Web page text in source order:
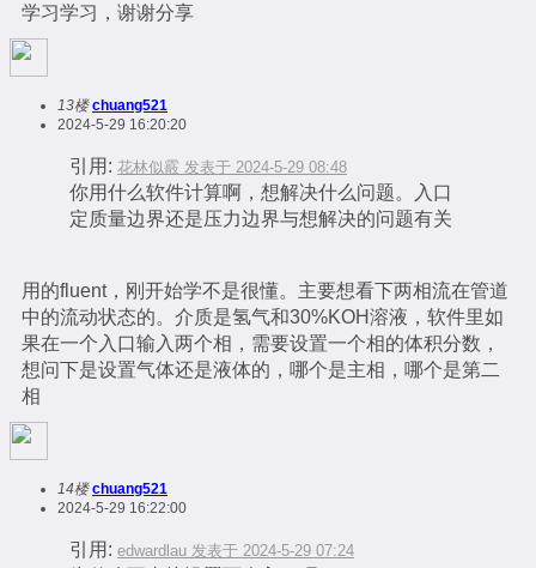
学习学习，谢谢分享
13楼 chuang521
2024-5-29 16:20:20
引用: 花林似霰 发表于 2024-5-29 08:48
你用什么软件计算啊，想解决什么问题。入口
定质量边界还是压力边界与想解决的问题有关
用的fluent，刚开始学不是很懂。主要想看下两相流在管道
中的流动状态的。介质是氢气和30%KOH溶液，软件里如
果在一个入口输入两个相，需要设置一个相的体积分数，
想问下是设置气体还是液体的，哪个是主相，哪个是第二
相
14楼 chuang521
2024-5-29 16:22:00
引用: edwardlau 发表于 2024-5-29 07:24